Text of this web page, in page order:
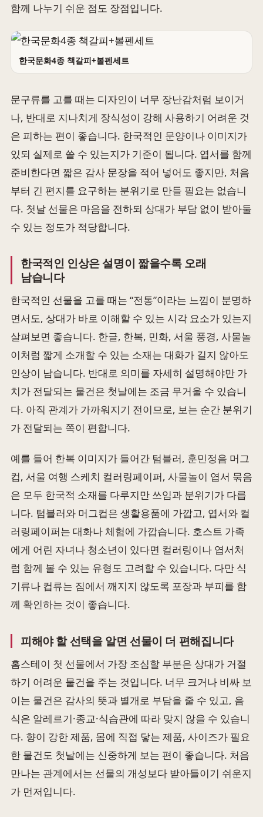
함께 나누기 쉬운 점도 장점입니다.
한국문화4종 책갈피+볼펜세트
문구류를 고를 때는 디자인이 너무 장난감처럼 보이거
나, 반대로 지나치게 장식성이 강해 사용하기 어려운 것
은 피하는 편이 좋습니다. 한국적인 문양이나 이미지가
있되 실제로 쓸 수 있는지가 기준이 됩니다. 엽서를 함께
준비한다면 짧은 감사 문장을 적어 넣어도 좋지만, 처음
부터 긴 편지를 요구하는 분위기로 만들 필요는 없습니
다. 첫날 선물은 마음을 전하되 상대가 부담 없이 받아둘
수 있는 정도가 적당합니다.
한국적인 인상은 설명이 짧을수록 오래
남습니다
한국적인 선물을 고를 때는 “전통”이라는 느낌이 분명하
면서도, 상대가 바로 이해할 수 있는 시각 요소가 있는지
살펴보면 좋습니다. 한글, 한복, 민화, 서울 풍경, 사물놀
이처럼 짧게 소개할 수 있는 소재는 대화가 길지 않아도
인상이 남습니다. 반대로 의미를 자세히 설명해야만 가
치가 전달되는 물건은 첫날에는 조금 무거울 수 있습니
다. 아직 관계가 가까워지기 전이므로, 보는 순간 분위기
가 전달되는 쪽이 편합니다.
예를 들어 한복 이미지가 들어간 텀블러, 훈민정음 머그
컵, 서울 여행 스케치 컬러링페이퍼, 사물놀이 엽서 묶음
은 모두 한국적 소재를 다루지만 쓰임과 분위기가 다릅
니다. 텀블러와 머그컵은 생활용품에 가깝고, 엽서와 컬
러링페이퍼는 대화나 체험에 가깝습니다. 호스트 가족
에게 어린 자녀나 청소년이 있다면 컬러링이나 엽서처
럼 함께 볼 수 있는 유형도 고려할 수 있습니다. 다만 식
기류나 컵류는 짐에서 깨지지 않도록 포장과 부피를 함
께 확인하는 것이 좋습니다.
피해야 할 선택을 알면 선물이 더 편해집니다
홈스테이 첫 선물에서 가장 조심할 부분은 상대가 거절
하기 어려운 물건을 주는 것입니다. 너무 크거나 비싸 보
이는 물건은 감사의 뜻과 별개로 부담을 줄 수 있고, 음
식은 알레르기·종교·식습관에 따라 맞지 않을 수 있습니
다. 향이 강한 제품, 몸에 직접 닿는 제품, 사이즈가 필요
한 물건도 첫날에는 신중하게 보는 편이 좋습니다. 처음
만나는 관계에서는 선물의 개성보다 받아들이기 쉬운지
가 먼저입니다.